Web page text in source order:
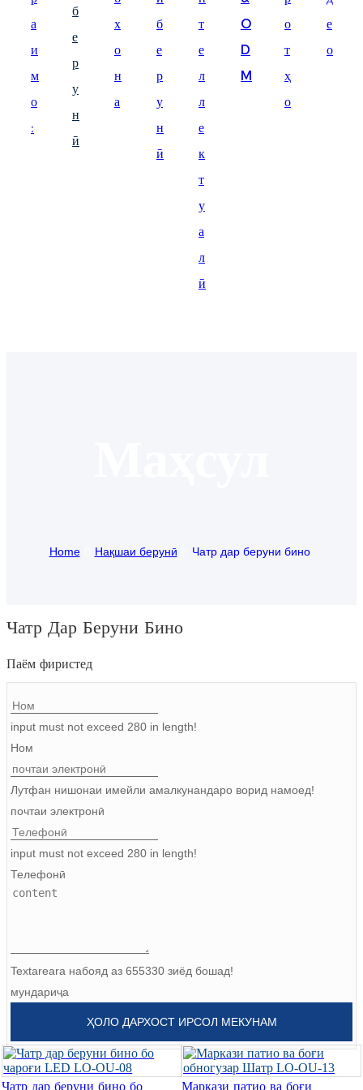
lietuvių
svenska
Shona
Zulu
ქართველი
Xhosa
Hausa
а
и
м
о
:
б
е
р
у
н
ӣ
х
о
н
а
б
е
р
у
н
ӣ
т
е
л
л
е
к
т
у
а
л
ӣ
O
D
M
о
т
ҳ
о
е
о
Home Нақшаи берунӣ Чатр дар беруни бино
Чатр Дар Беруни Бино
Паём фиристед
input must not exceed 280 in length!
Ном
Лутфан нишонаи имейли амалкунандаро ворид намоед!
почтаи электронӣ
input must not exceed 280 in length!
Телефонӣ
Textareara набояд аз 655330 зиёд бошад!
мундариҷа
ҲОЛО ДАРХОСТ ИРСОЛ МЕКУНАМ
Чатр дар беруни бино бо Маркази патио ва боғи